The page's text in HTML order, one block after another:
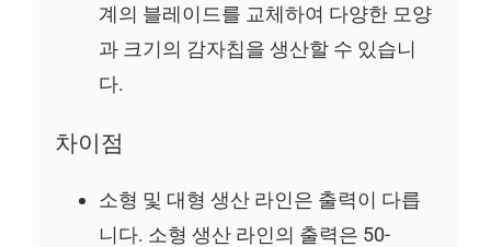
계의 블레이드를 교체하여 다양한 모양
과 크기의 감자칩을 생산할 수 있습니
다.
차이점
소형 및 대형 생산 라인은 출력이 다릅
니다. 소형 생산 라인의 출력은 50-